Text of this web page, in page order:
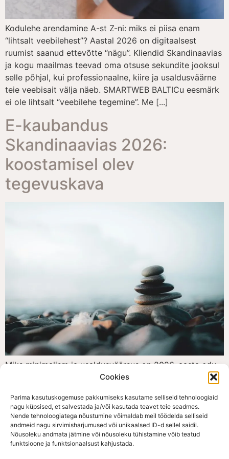
Cookies
Parima kasutuskogemuse pakkumiseks kasutame selliseid tehnoloogiaid
nagu küpsised, et salvestada ja/või kasutada teavet teie seadmes.
Nende tehnoloogiatega nõustumine võimaldab meil töödelda selliseid
andmeid nagu sirvimisharjumused või unikaalsed ID-d sellel saidil.
Nõusoleku andmata jätmine või nõusoleku tühistamine võib teatud
funktsioone ja funktsionaalsust kahjustada.
Kodulehe arendamine A-st Z-ni: miks ei piisa enam
“lihtsalt veebilehest”? Aastal 2026 on digitaalsest
ruumist saanud ettevõtte “nägu”. Kliendid Skandinaavias
ja kogu maailmas teevad oma otsuse sekundite jooksul
selle põhjal, kui professionaalne, kiire ja usaldusväärne
teie veebisait välja näeb. SMARTWEB BALTICu eesmärk
ei ole lihtsalt “veebilehe tegemine”. Me [...]
E-kaubandus
Skandinaavias 2026:
koostamisel olev
tegevuskava
Miks minimalism ja usaldusväärsus on 2026. aasta edu
võti? Põhjamaade e-kaubandusturg on üks
konkureerida, ei piisa 2026. aastal enam sellest, et
veebipood “töötab” - vaja on platvormi, mis vastab
piirkonna väärtustele: kvaliteet, lihtsus ja [...]